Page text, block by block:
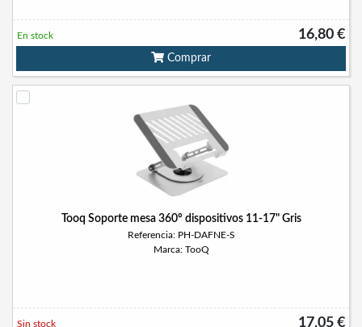
16,80 €
En stock
Comprar
Tooq Soporte mesa 360º dispositivos 11-17" Gris
Referencia: PH-DAFNE-S
Marca: TooQ
17,05 €
Sin stock